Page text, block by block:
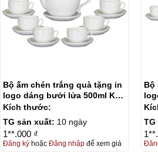
Bộ ấm chén trắng quà tặng in
logo dáng bưởi lửa 500ml KQ-
ACT01
Kích thước:
TG sản xuất: 10 ngày
1**.000 ₫
Đăng kýhoặc Đăng nhậpđể xem giá
Bộ
TG